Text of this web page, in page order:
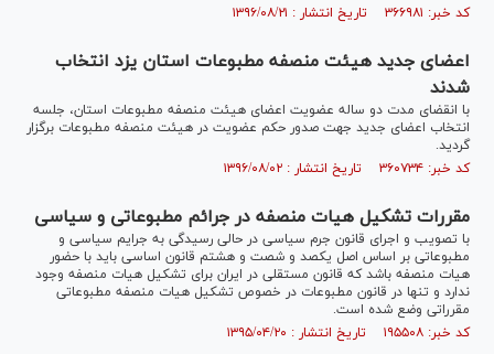
کد خبر: ۳۶۶۹۸۱ تاریخ انتشار : ۱۳۹۶/۰۸/۲۱
اعضای جدید هیئت منصفه مطبوعات استان یزد انتخاب
شدند
با انقضای مدت دو ساله عضویت اعضای هیئت منصفه مطبوعات استان، جلسه
انتخاب اعضای جدید جهت صدور حکم عضویت در هیئت منصفه مطبوعات برگزار
گردید.
کد خبر: ۳۶۰۷۳۴ تاریخ انتشار : ۱۳۹۶/۰۸/۰۲
مقررات تشکیل هیات منصفه در جرائم مطبوعاتی و سیاسی
با تصویب و اجرای قانون جرم سیاسی در حالی رسیدگی به جرایم سیاسی و
مطبوعاتی بر اساس اصل یکصد و شصت و هشتم قانون اساسی باید با حضور
هیات منصفه باشد که قانون مستقلی در ایران برای تشکیل هیات منصفه وجود
ندارد و تنها در قانون مطبوعات در خصوص تشکیل هیات منصفه مطبوعاتی
مقرراتی وضع شده است.
کد خبر: ۱۹۵۵۰۸ تاریخ انتشار : ۱۳۹۵/۰۴/۲۰